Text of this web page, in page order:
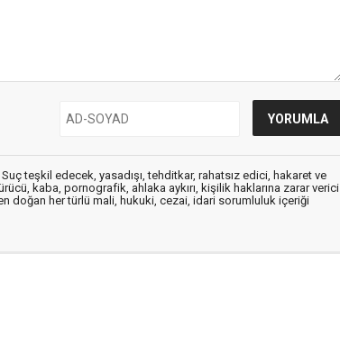
Suç teşkil edecek, yasadışı, tehditkar, rahatsız edici, hakaret ve
kaba, pornografik, ahlaka aykırı, kişilik haklarına zarar verici
doğan her türlü mali, hukuki, cezai, idari sorumluluk içeriği